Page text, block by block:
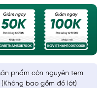
phẩm còn nguyên tem
bao gồm đồ lót)